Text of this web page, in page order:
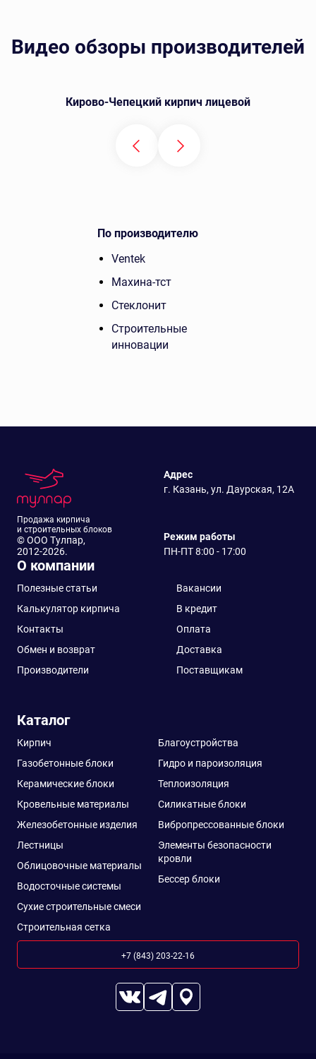
Видео обзоры производителей
Кирово-Чепецкий кирпич лицевой
По производителю
Ventek
Махина-тст
Стеклонит
Строительные
инновации
Продажа кирпича
и строительных блоков
© ООО Тулпар,
2012-2026.
Адрес
г. Казань, ул. Даурская, 12А
Режим работы
ПН-ПТ 8:00 - 17:00
О компании
Полезные статьи
Вакансии
Калькулятор кирпича
В кредит
Контакты
Оплата
Обмен и возврат
Доставка
Производители
Поставщикам
Каталог
Кирпич
Газобетонные блоки
Керамические блоки
Кровельные материалы
Железобетонные изделия
Лестницы
Облицовочные материалы
Водосточные системы
Сухие строительные смеси
Строительная сетка
Благоустройства
Гидро и пароизоляция
Теплоизоляция
Силикатные блоки
Вибропрессованные блоки
Элементы безопасности
кровли
Бессер блоки
+7 (843) 203-22-16